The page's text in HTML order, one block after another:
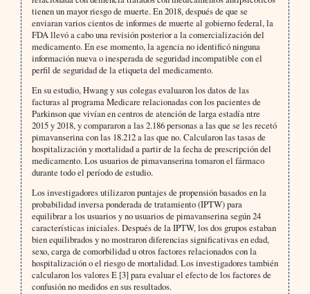
tienen un mayor riesgo de muerte. En 2018, después de que se
enviaran varios cientos de informes de muerte al gobierno federal, la
FDA llevó a cabo una revisión posterior a la comercialización del
medicamento. En ese momento, la agencia no identificó ninguna
información nueva o inesperada de seguridad incompatible con el
perfil de seguridad de la etiqueta del medicamento.
En su estudio, Hwang y sus colegas evaluaron los datos de las
facturas al programa Medicare relacionadas con los pacientes de
Parkinson que vivían en centros de atención de larga estadía ntre
2015 y 2018, y compararon a las 2.186 personas a las que se les recetó
pimavanserina con las 18.212 a las que no. Calcularon las tasas de
hospitalización y mortalidad a partir de la fecha de prescripción del
medicamento. Los usuarios de pimavanserina tomaron el fármaco
durante todo el período de estudio.
Los investigadores utilizaron puntajes de propensión basados en la
probabilidad inversa ponderada de tratamiento (IPTW) para
equilibrar a los usuarios y no usuarios de pimavanserina según 24
características iniciales. Después de la IPTW, los dos grupos estaban
bien equilibrados y no mostraron diferencias significativas en edad,
sexo, carga de comorbilidad u otros factores relacionados con la
hospitalización o el riesgo de mortalidad. Los investigadores también
calcularon los valores E [3] para evaluar el efecto de los factores de
confusión no medidos en sus resultados.